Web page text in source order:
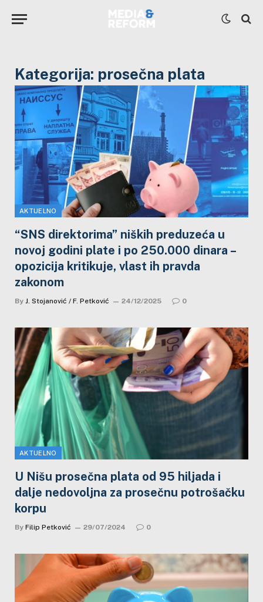
Kategorija: prosečna plata
AKTUELNO
“SNS direktorima” niških preduzeća u
novoj godini plate i po 250.000 dinara –
opozicija kritikuje, vlast ih pravda
zakonom
By J. Stojanović / F. Petković 24/12/2025 0
AKTUELNO
U Nišu prosečna plata od 95 hiljada i
dalje nedovoljna za prosečnu potrošačku
korpu
By Filip Petković 29/07/2024 0